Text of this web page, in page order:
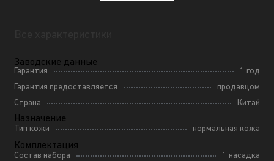
Заводские данные
Гарантия
1 год
Гарантия предоставляется
продавцом
Страна
Китай
Назначение
Тип кожи нормальная кожа
Комплектация
Состав набора 1 насадка